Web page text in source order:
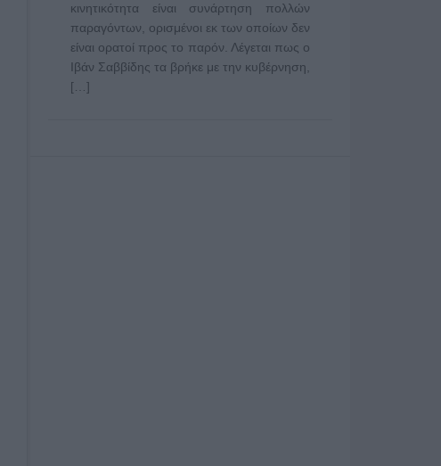
κινητικότητα είναι συνάρτηση πολλών
παραγόντων, ορισμένοι εκ των οποίων δεν
είναι ορατοί προς το παρόν. Λέγεται πως ο
Ιβάν Σαββίδης τα βρήκε με την κυβέρνηση,
[…]